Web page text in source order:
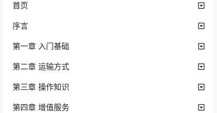
首页
序言
第一章 入门基础
第二章 运输方式
第三章 操作知识
第四章 增值服务